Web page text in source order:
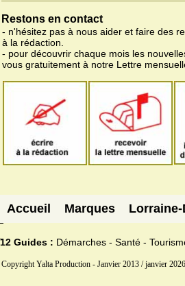
Restons en contact
- n'hésitez pas à nous aider et faire des
à la rédaction.
- pour découvrir chaque mois les
vous gratuitement à notre Lettre
Accueil Marques
12 Guides : Démarches - Santé -
Copyright Yalta Production - Janvier 2013 / janvier